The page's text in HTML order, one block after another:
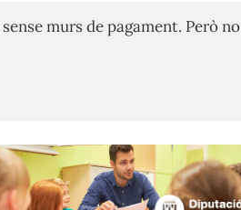
murs de pagament. Però no